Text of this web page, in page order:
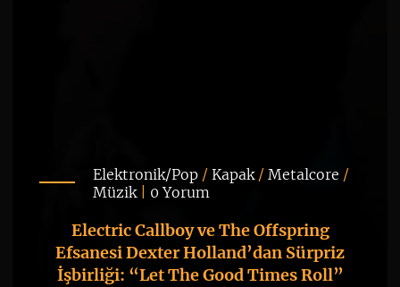
Elektronik/Pop/ Kapak/ Metalcore /
Müzik| 0 Yorum
Electric Callboy ve The Offspring
Efsanesi Dexter Holland’dan Sürpriz
İşbirliği: “Let The Good Times Roll”